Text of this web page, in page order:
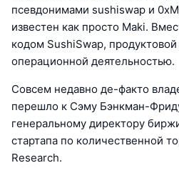
псевдонимами sushiswap и
известен как просто Maki.
кодом SushiSwap, продуктовой
операционной деятельностью.
Совсем недавно де-факто
перешло к Сэму Бэнкман-
генеральному директору
стартапа по количественной
Research.